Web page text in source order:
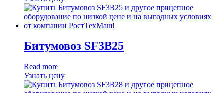
Битумовоз SF3B25
Read more
Узнать цену